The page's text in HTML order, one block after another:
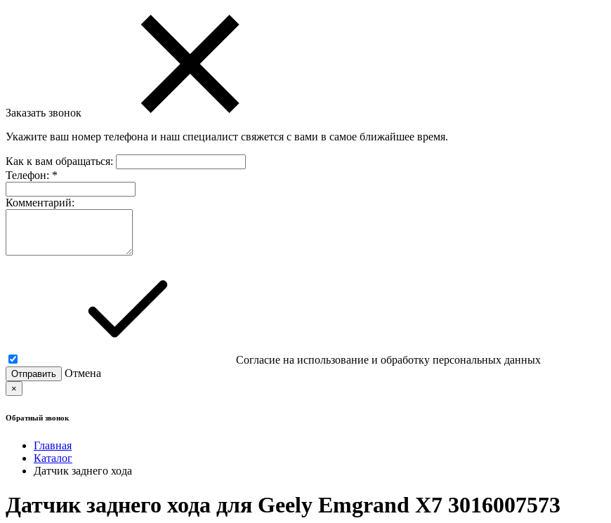
Заказать звонок
Укажите ваш номер телефона и наш специалист свяжется с вами в самое ближайшее время.
Как к вам обращаться:
Телефон: *
Комментарий:
Согласие на использование и обработку персональных данных
Отмена
×
Обратный звонок
Главная
Каталог
Датчик заднего хода
Датчик заднего хода для Geely Emgrand X7 3016007573